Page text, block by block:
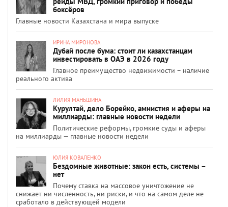
боксёров
Главные новости Казахстана и мира выпуске
ИРИНА МИРОНОВА
Дубай после бума: стоит ли казахстанцам
инвестировать в ОАЭ в 2026 году
Главное преимущество недвижимости – наличие
реального актива
ЛИЛИЯ МАНЬШИНА
Курултай, дело Борейко, амнистия и аферы на
миллиарды: главные новости недели
Политические реформы, громкие суды и аферы
на миллиарды — главные новости недели
ЮЛИЯ КОВАЛЕНКО
Бездомные животные: закон есть, системы –
нет
Почему ставка на массовое уничтожение не
снижает ни численность, ни риски, и что на самом деле не
сработало в действующей модели